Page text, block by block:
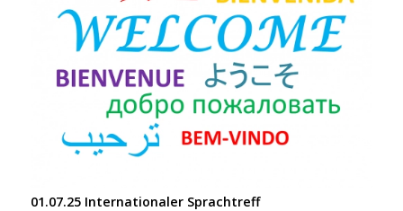
01.07.25 Internationaler Sprachtreff